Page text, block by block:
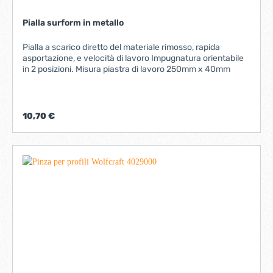
Pialla surform in metallo
Pialla a scarico diretto del materiale rimosso, rapida
asportazione, e velocità di lavoro Impugnatura orientabile
in 2 posizioni. Misura piastra di lavoro 250mm x 40mm
10,70 €